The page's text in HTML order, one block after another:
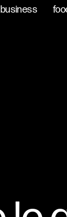
business
business